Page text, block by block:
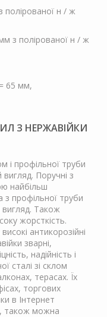
полірованої н / ж
з полірованої н / ж
65 мм,
З НЕРЖАВІЙКИ
і профільної труби
Поручні з
найбільш
з профільної труби
вигляд. Також
жорсткість.
антикорозійні
зварні,
надійність і
сталі зі склом
терасах. Їх
торгових
в Інтернет
також можна